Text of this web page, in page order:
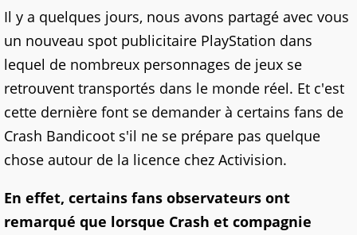
Il y a quelques jours, nous avons partagé avec vous
un nouveau spot publicitaire PlayStation dans
lequel de nombreux personnages de jeux se
retrouvent transportés dans le monde réel. Et c'est
cette dernière font se demander à certains fans de
Crash Bandicoot s'il ne se prépare pas quelque
chose autour de la licence chez Activision.
En effet, certains fans observateurs ont
remarqué que lorsque Crash et compagnie